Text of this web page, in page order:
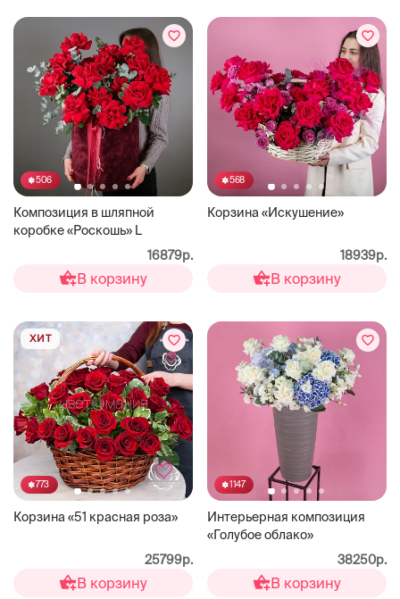
506
Композиция в шляпной
коробке «Роскошь» L
16879р.
В корзину
568
Корзина «Искушение»
18939р.
В корзину
773
Корзина «51 красная роза»
ХИТ
25799р.
В корзину
1147
Интерьерная композиция
«Голубое облако»
38250р.
В корзину